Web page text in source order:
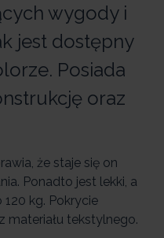
wygody i
jest dostępny
Posiada
oraz
że staje się on
Ponadto jest lekki, a
kg. Pokrycie
materiału tekstylnego.